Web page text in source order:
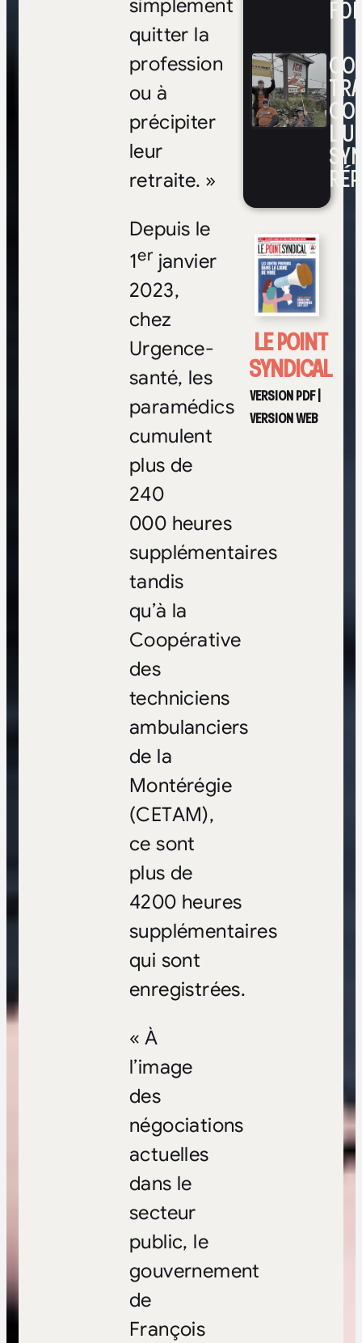
FOI
LE POINT
SYNDICAL
VERSION PDF|
VERSION WEB
simplement
quitter la
profession
ou à
précipiter
leur
retraite. »
Depuis le
1er janvier
2023,
chez
Urgence-
santé, les
paramédics
cumulent
plus de
240
000 heures
supplémentaires
tandis
qu’à la
Coopérative
des
techniciens
ambulanciers
de la
Montérégie
(CETAM),
ce sont
plus de
4200 heures
supplémentaires
qui sont
enregistrées.
« À
l’image
des
négociations
actuelles
dans le
secteur
public, le
gouvernement
de
François